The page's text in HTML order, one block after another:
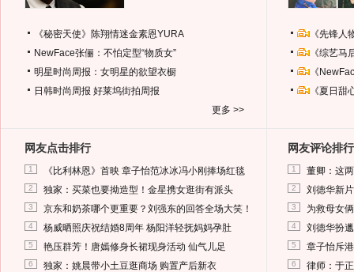
《秘密天使》陈翔情迷金素恩YURA
NewFace张俪：不怕定型“物质女”
明星时尚周报：女明星的欲望衣橱
日韩时尚周报 好莱坞街拍周报
更多 >>
《先锋
《综艺
《
《夏日
网友点击排行
1 《比利林恩》首映 章子怡范冰冰冯小刚捧场红毯
2 独家：买菜也要拗造型！金星携女逛街有派头
3 京东和奶茶哪个更重要？刘强东的回答全场大笑！
4 杨威晒照庆祝结婚8周年 杨阳洋轻抚妈妈孕肚
5 艳压群芳！唐嫣修身长裙现身活动 仙气儿足
6 独家：姚晨带小土豆逛商场 购置产后新衣
网友评论排行
1 董卿：这
2 刘德华新
3 为救母女
4 刘德华扮
5 章子怡斥
6 律师：于